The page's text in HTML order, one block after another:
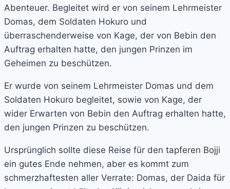
Abenteuer. Begleitet wird er von seinem Lehrmeister
Domas, dem Soldaten Hokuro und
überraschenderweise von Kage, der von Bebin den
Auftrag erhalten hatte, den jungen Prinzen im
Geheimen zu beschützen.
Er wurde von seinem Lehrmeister Domas und dem
Soldaten Hokuro begleitet, sowie von Kage, der
wider Erwarten von Bebin den Auftrag erhalten hatte,
den jungen Prinzen zu beschützen.
Ursprünglich sollte diese Reise für den tapferen Bojji
ein gutes Ende nehmen, aber es kommt zum
schmerzhaftesten aller Verrate: Domas, der Daida für